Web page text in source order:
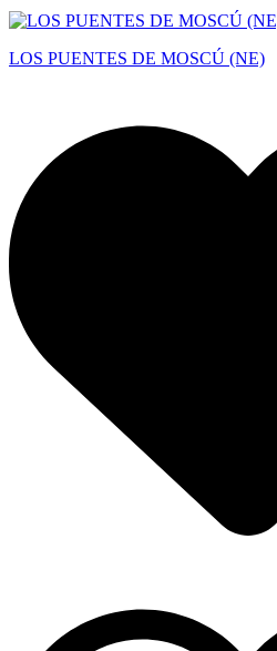
LOS PUENTES DE MOSCÚ (NE)